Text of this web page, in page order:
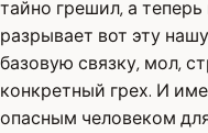
тайно грешил, а
разрывает вот эту
базовую связку, мол,
конкретный грех. И
опасным человеком